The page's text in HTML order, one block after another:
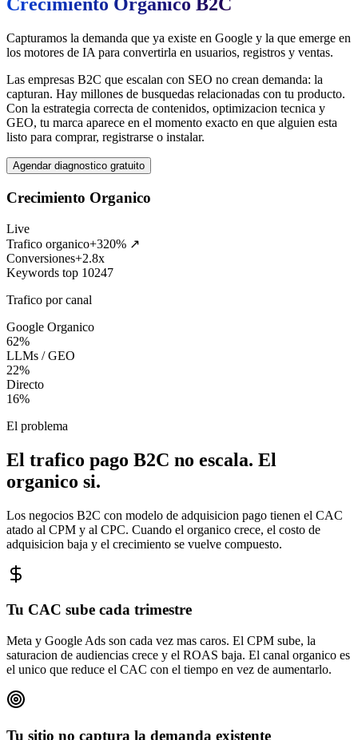
Crecimiento Organico B2C
Capturamos la demanda que ya existe en Google y la que emerge en
los motores de IA para convertirla en usuarios, registros y ventas.
Las empresas B2C que escalan con SEO no crean demanda: la
capturan. Hay millones de busquedas relacionadas con tu producto.
Con la estrategia correcta de contenidos, optimizacion tecnica y
GEO, tu marca aparece en el momento exacto en que alguien esta
listo para comprar, registrarse o instalar.
Agendar diagnostico gratuito
Crecimiento Organico
Live
Trafico organico+320% ↗
Conversiones+2.8x
Keywords top 10247
Trafico por canal
Google Organico
62%
LLMs / GEO
22%
Directo
16%
El problema
El trafico pago B2C no escala. El
organico si.
Los negocios B2C con modelo de adquisicion pago tienen el CAC
atado al CPM y al CPC. Cuando el organico crece, el costo de
adquisicion baja y el crecimiento se vuelve compuesto.
Tu CAC sube cada trimestre
Meta y Google Ads son cada vez mas caros. El CPM sube, la
saturacion de audiencias crece y el ROAS baja. El canal organico es
el unico que reduce el CAC con el tiempo en vez de aumentarlo.
Tu sitio no captura la demanda existente